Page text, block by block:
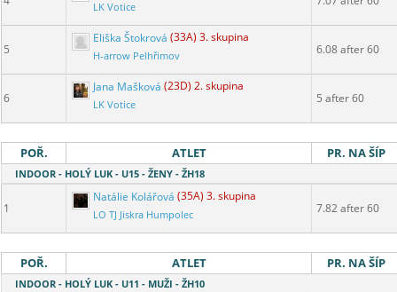
LK Votice
5
Eliška Štokrová (33A) 3. skupina
H-arrow Pelhřimov 6.08 after 60
6
Jana Mašková (23D) 2. skupina
LK Votice 5 after 60
POŘ. ATLET PR. NA ŠÍP
INDOOR - HOLÝ LUK - U15 - ŽENY - ŽH18
1
Natálie Kolářová (35A) 3. skupina
LO TJ Jiskra Humpolec 7.82 after 60
POŘ. ATLET PR. NA ŠÍP
INDOOR - HOLÝ LUK - U11 - MUŽI - ŽH10